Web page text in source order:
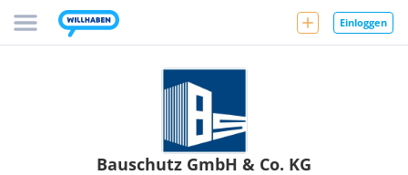
Einloggen
Bauschutz GmbH & Co. KG